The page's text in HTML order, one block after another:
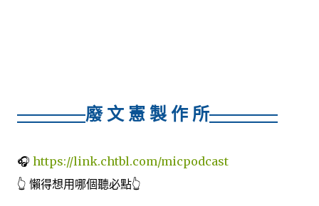
廢 文 憲 製 作 所
🎧 https://link.chtbl.com/micpodcast
👆 懶得想用哪個聽必點👆